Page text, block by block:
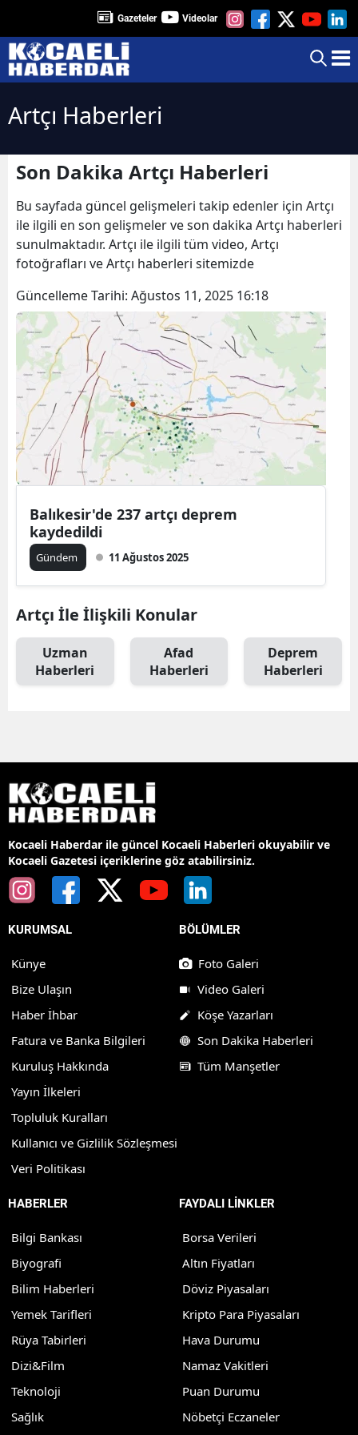
Gazeteler Videolar
Artçı Haberleri
Son Dakika Artçı Haberleri
Bu sayfada güncel gelişmeleri takip edenler için Artçı
ile ilgili en son gelişmeler ve son dakika Artçı haberleri
sunulmaktadır. Artçı ile ilgili tüm video, Artçı
fotoğrafları ve Artçı haberleri sitemizde
Güncelleme Tarihi: Ağustos 11, 2025 16:18
Balıkesir'de 237 artçı deprem
kaydedildi
Gündem 11 Ağustos 2025
Artçı İle İlişkili Konular
Uzman
Haberleri
Afad
Haberleri
Deprem
Haberleri
Kocaeli Haberdar ile güncel Kocaeli Haberleri okuyabilir ve
Kocaeli Gazetesi içeriklerine göz atabilirsiniz.
KURUMSAL
Künye
Bize Ulaşın
Haber İhbar
Fatura ve Banka Bilgileri
Kuruluş Hakkında
Yayın İlkeleri
Topluluk Kuralları
Kullanıcı ve Gizlilik Sözleşmesi
Veri Politikası
BÖLÜMLER
Foto Galeri
Video Galeri
Köşe Yazarları
Son Dakika Haberleri
Tüm Manşetler
HABERLER
Bilgi Bankası
Biyografi
Bilim Haberleri
Yemek Tarifleri
Rüya Tabirleri
Dizi&Film
Teknoloji
Sağlık
FAYDALI LİNKLER
Borsa Verileri
Altın Fiyatları
Döviz Piyasaları
Kripto Para Piyasaları
Hava Durumu
Namaz Vakitleri
Puan Durumu
Nöbetçi Eczaneler